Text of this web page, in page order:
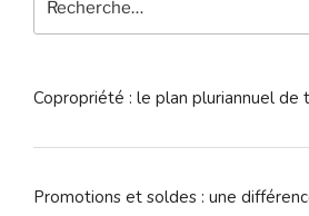
pour
Copropriété : le plan pluriannuel de
Promotions et soldes : une